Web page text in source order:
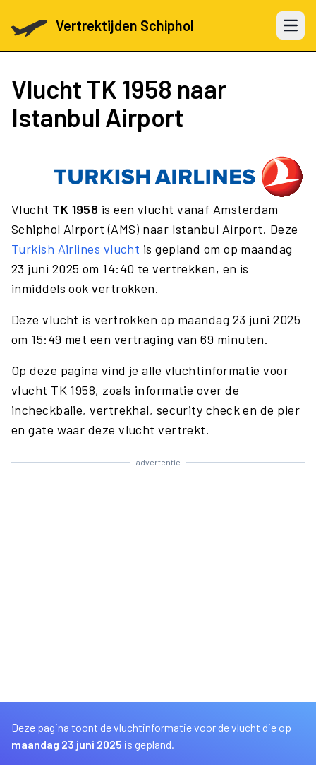
Vertrektijden Schiphol Open
Vlucht TK 1958 naar
Istanbul Airport
Vlucht TK 1958 is een vlucht vanaf Amsterdam
Schiphol Airport (AMS) naar Istanbul Airport. Deze
Turkish Airlines vlucht is gepland om op maandag
23 juni 2025 om 14:40 te vertrekken, en is
inmiddels ook vertrokken.
Deze vlucht is vertrokken op maandag 23 juni 2025
om 15:49 met een vertraging van 69 minuten.
Op deze pagina vind je alle vluchtinformatie voor
vlucht TK 1958, zoals informatie over de
incheckbalie, vertrekhal, security check en de pier
en gate waar deze vlucht vertrekt.
advertentie
Deze pagina toont de vluchtinformatie voor de vlucht die op
maandag 23 juni 2025 is gepland.